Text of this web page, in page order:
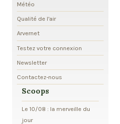
Météo
Qualité de l'air
Arvernet
Testez votre connexion
Newsletter
Contactez-nous
Scoops
Le 10/08 : la merveille du
jour